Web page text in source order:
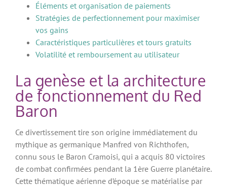
Éléments et organisation de paiements
Stratégies de perfectionnement pour maximiser
vos gains
Caractéristiques particulières et tours gratuits
Volatilité et remboursement au utilisateur
La genèse et la architecture
de fonctionnement du Red
Baron
Ce divertissement tire son origine immédiatement du
mythique as germanique Manfred von Richthofen,
connu sous le Baron Cramoisi, qui a acquis 80 victoires
de combat confirmées pendant la 1ère Guerre planétaire.
Cette thématique aérienne d’époque se matérialise par